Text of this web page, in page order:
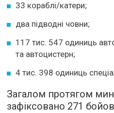
33 кораблі/катери;
два підводні човни;
117 тис. 547 одиниць
та автоцистерн;
4 тис. 398 одиниць
Загалом протягом
зафіксовано 271